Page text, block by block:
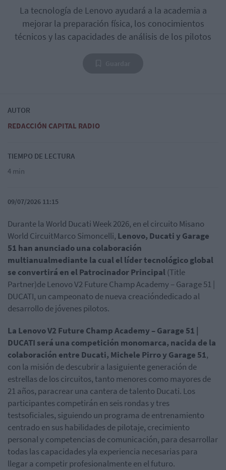
La tecnología de Lenovo ayudará a la academia a
mejorar la preparación física, los conocimientos
técnicos y las capacidades de análisis de los pilotos
AUTOR
REDACCIÓN CAPITAL RADIO
TIEMPO DE LECTURA
4 min
09/07/2026 11:15
Durante la World Ducati Week 2026, en el circuito Misano
World CircuitMarco Simoncelli, Lenovo, Ducati y Garage
51 han anunciado una colaboración
multianualmediante la cual el líder tecnológico global
se convertirá en el Patrocinador Principal(Title
Partner)de Lenovo V2 Future Champ Academy – Garage 51 |
DUCATI, un campeonato de nueva creacióndedicado al
desarrollo de jóvenes pilotos.
La Lenovo V2 Future Champ Academy – Garage 51 |
DUCATI será una competición monomarca, nacida de la
colaboración entre Ducati, Michele Pirro y Garage 51,
con la misión de descubrir a lasiguiente generación de
estrellas de los circuitos, tanto menores como mayores de
21 años, paracrear una cantera de talento Ducati. Los
participantes competirán en seis rondas y tres
testsoficiales, siguiendo un programa de entrenamiento
centrado en sus habilidades de pilotaje, crecimiento
personal y competencias de comunicación, para desarrollar
todas las capacidades yla experiencia necesarias para
llegar a competir profesionalmente en el futuro.